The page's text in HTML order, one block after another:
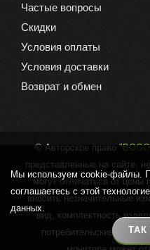
Частые вопросы
Скидки
Условия оплаты
Условия доставки
Возврат и обмен
© Авторское право
представленные на сайте,
могут отличаться от цены
вносить незначительные
вид, комплектность
потребительские
Мы используем cookie-файлы.
соглашаетесь с этой
данных.